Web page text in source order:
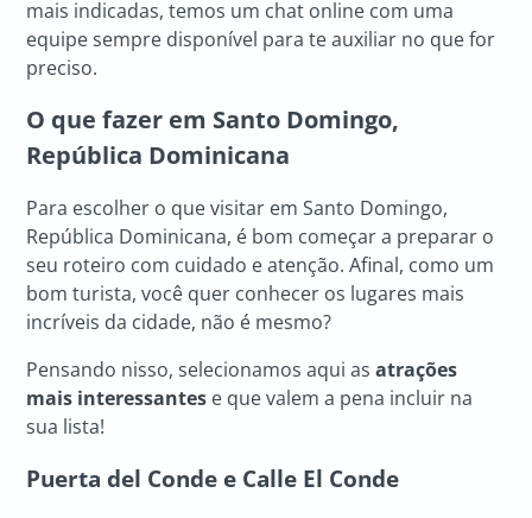
mais indicadas, temos um chat online com uma
equipe sempre disponível para te auxiliar no que for
preciso.
O que fazer em Santo Domingo,
República Dominicana
Para escolher o que visitar em Santo Domingo,
República Dominicana, é bom começar a preparar o
seu roteiro com cuidado e atenção. Afinal, como um
bom turista, você quer conhecer os lugares mais
incríveis da cidade, não é mesmo?
Pensando nisso, selecionamos aqui asatrações
mais interessantes e que valem a pena incluir na
sua lista!
Puerta del Conde e Calle El Conde